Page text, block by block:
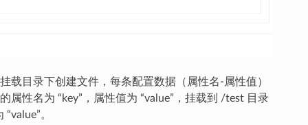
目录下创建文件，每条配置数据（属性名-属性值）
性名为 “key”，属性值为 “value”，挂载到 /test 目录
。